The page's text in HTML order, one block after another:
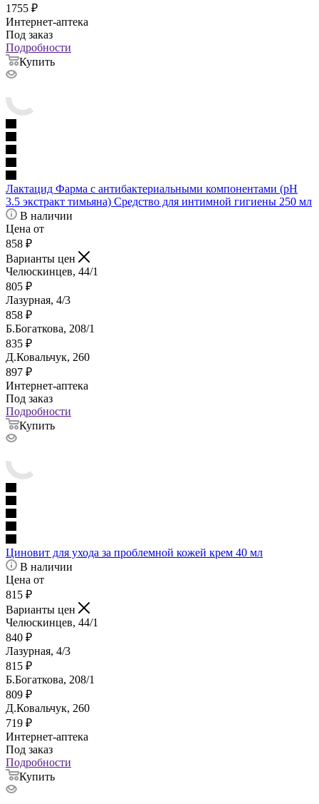
1755 ₽
Интернет-аптека
Под заказ
Подробности
Купить
Лактацид Фарма с антибактериальными компонентами (pH
3.5 экстракт тимьяна) Средство для интимной гигиены 250 мл
В наличии
Цена от
858 ₽
Варианты цен
Челюскинцев, 44/1
805 ₽
Лазурная, 4/3
858 ₽
Б.Богаткова, 208/1
835 ₽
Д.Ковальчук, 260
897 ₽
Интернет-аптека
Под заказ
Подробности
Купить
Циновит для ухода за проблемной кожей крем 40 мл
В наличии
Цена от
815 ₽
Варианты цен
Челюскинцев, 44/1
840 ₽
Лазурная, 4/3
815 ₽
Б.Богаткова, 208/1
809 ₽
Д.Ковальчук, 260
719 ₽
Интернет-аптека
Под заказ
Подробности
Купить